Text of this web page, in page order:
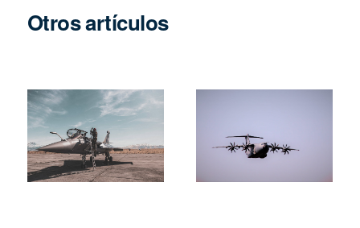
Otros artículos